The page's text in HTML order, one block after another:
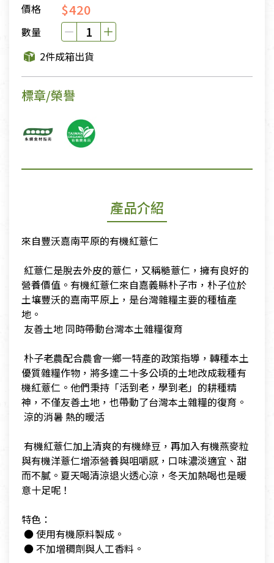
價格
$420
數量
2件成箱出貨
標章/榮譽
產品介紹
來自豐沃嘉南平原的有機紅薏仁
​ 紅薏仁是脫去外皮的薏仁，又稱糙薏仁，擁有良好的
營養價值。有機紅薏仁來自嘉義縣朴子市，朴子位於
土壤豐沃的嘉南平原上，是台灣雜糧主要的種植產
地。
​ 友善土地 同時帶動台灣本土雜糧復育
​ 朴子老農配合農會一鄉一特產的政策指導，轉種本土
優質雜糧作物，將多達二十多公頃的土地改成栽種有
機紅薏仁。他們秉持「活到老，學到老」的耕種精
神，不僅友善土地，也帶動了台灣本土雜糧的復育。
​ 涼的消暑 熱的暖活
​ 有機紅薏仁加上清爽的有機綠豆，再加入有機燕麥粒
與有機洋薏仁增添營養與咀嚼感，口味濃淡適宜、甜
而不膩。夏天喝清涼退火透心涼，冬天加熱喝也是暖
意十足呢！
​特色：
​ ● 使用有機原料製成。
​ ● 不加增稠劑與人工香料。